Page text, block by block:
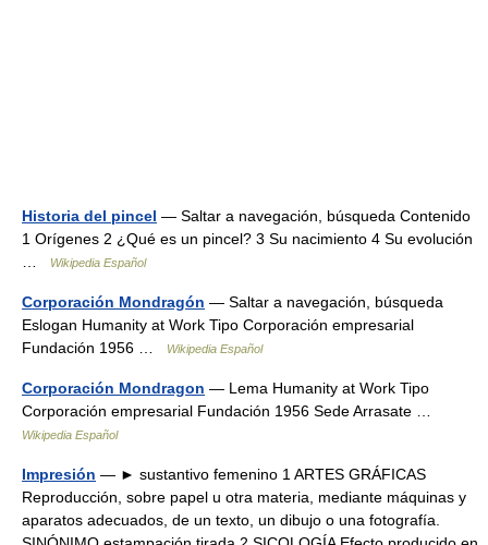
Historia del pincel — Saltar a navegación, búsqueda Contenido
1 Orígenes 2 ¿Qué es un pincel? 3 Su nacimiento 4 Su evolución
Wikipedia Español
Corporación Mondragón — Saltar a navegación, búsqueda
Eslogan Humanity at Work Tipo Corporación empresarial
Fundación 1956 …
Wikipedia Español
Corporación Mondragon — Lema Humanity at Work Tipo
Corporación empresarial Fundación 1956 Sede Arrasate …
Wikipedia Español
Impresión — ► sustantivo femenino 1 ARTES GRÁFICAS
Reproducción, sobre papel u otra materia, mediante máquinas y
aparatos adecuados, de un texto, un dibujo o una fotografía.